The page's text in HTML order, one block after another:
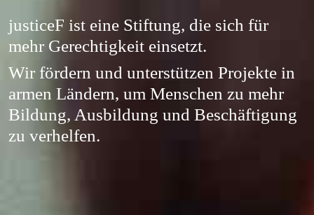
justiceF ist eine Stiftung, die sich für
mehr Gerechtigkeit einsetzt.
Wir fördern und unterstützen Projekte in
armen Ländern, um Menschen zu mehr
Bildung, Ausbildung und Beschäftigung
zu verhelfen.